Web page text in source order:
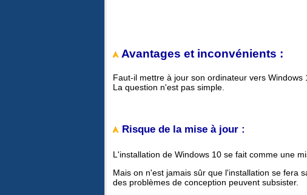
Avantages et inconvénients :
Faut-il mettre à jour son ordinateur vers Windows
La question n'est pas simple.
Risque de la mise à jour :
L'installation de Windows 10 se fait comme une
Mais on n'est jamais sûr que l'installation se fera
des problèmes de conception peuvent subsister.